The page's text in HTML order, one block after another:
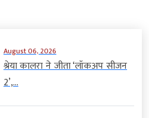
August 06, 2026
श्रेया कालरा ने जीता ‘लॉकअप सीजन
2’,...